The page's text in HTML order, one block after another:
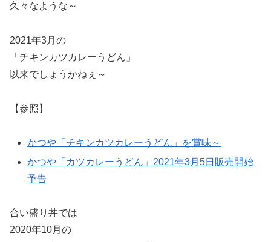
久々なような～
2021年3月の
「チキンカツカレーうどん」
以来でしょうかねぇ～
【参照】
かつや「チキンカツカレーうどん」を賞味～
かつや「カツカレーうどん」2021年3月5日販売開始
予告
合い盛り丼では
2020年10月の